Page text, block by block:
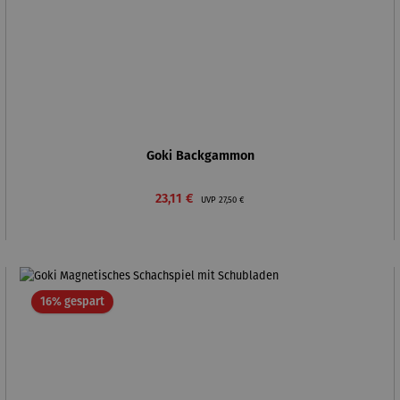
Goki Backgammon
Verkaufspreis:
23,11 € UVP Regulärer Preis:
27,50 €
16% gespartRabatt